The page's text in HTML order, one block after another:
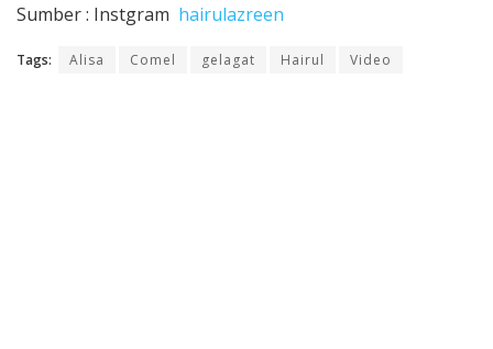
Sumber : Instgram hairulazreen
Tags: Alisa Comel gelagat Hairul Video